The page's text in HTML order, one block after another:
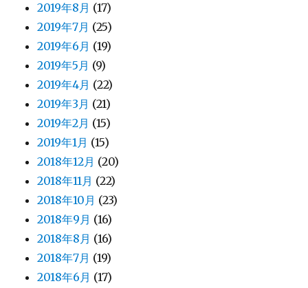
2019年8月 (17)
2019年7月 (25)
2019年6月 (19)
2019年5月 (9)
2019年4月 (22)
2019年3月 (21)
2019年2月 (15)
2019年1月 (15)
2018年12月 (20)
2018年11月 (22)
2018年10月 (23)
2018年9月 (16)
2018年8月 (16)
2018年7月 (19)
2018年6月 (17)